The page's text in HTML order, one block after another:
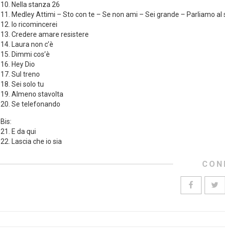
10. Nella stanza 26
11. Medley Attimi – Sto con te – Se non ami – Sei grande – Parliamo al
12. Io ricomincerei
13. Credere amare resistere
14. Laura non c’è
15. Dimmi cos’è
16. Hey Dio
17. Sul treno
18. Sei solo tu
19. Almeno stavolta
20. Se telefonando
Bis:
21. E da qui
22. Lascia che io sia